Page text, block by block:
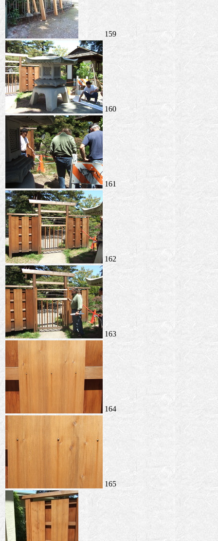
159
160
161
162
163
164
165